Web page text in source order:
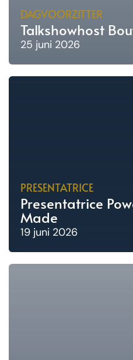
DAGVOORZITTER
Talkshowhost
25 juni 2026
PRESENTATRICE
Presentatrice
Made
19 juni 2026